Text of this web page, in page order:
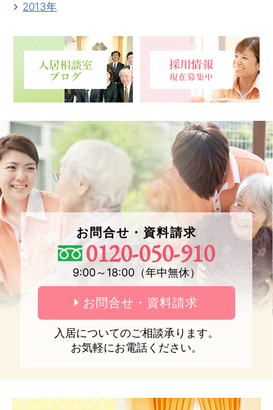
2013年
お問合せ・資料請求
0120-050-910
9:00～18:00（年中無休）
お問合せ・資料請求
入居についてのご相談承ります。
お気軽にお電話ください。